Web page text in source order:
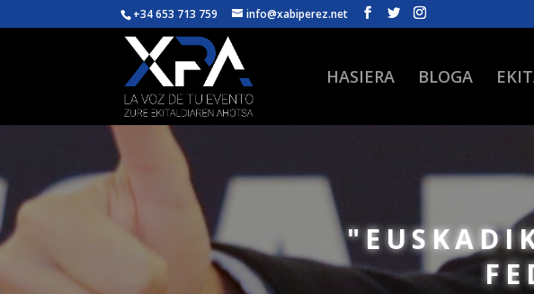
+34 653 713 759 info@xabiperez.net
HASIERA BLOGA